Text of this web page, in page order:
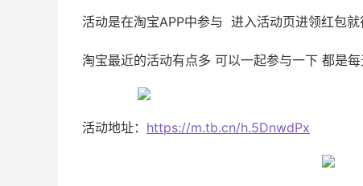
活动是在淘宝APP中参与 进入活动页进领红包就
淘宝最近的活动有点多 可以一起参与一下 都是
活动地址： https://m.tb.cn/h.5DnwdPx